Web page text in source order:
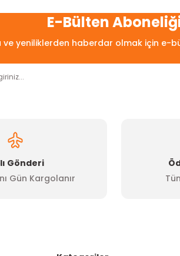
E-Bülten
ve yeniliklerden haberdar olmak için e-
Gönderi
Gün Kargolanır